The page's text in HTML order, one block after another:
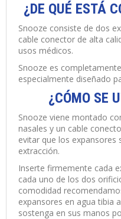
¿DE QUÉ ESTÁ
Snooze consiste de dos
cable conector de alta
usos médicos.
Snooze es
especialmente diseñado
¿CÓMO SE
Snooze viene montado
nasales y un cable
evitar que los expansores
extracción.
Inserte firmemente cada
cada uno de los dos
comodidad
expansores en agua tibia
sostenga en sus manos